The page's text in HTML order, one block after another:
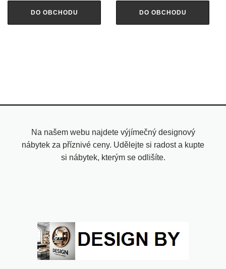
DO OBCHODU DO OBCHODU
Na našem webu najdete výjímečný designový
nábytek za příznivé ceny. Udělejte si radost a kupte
si nábytek, kterým se odlišíte.